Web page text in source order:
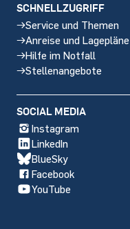
SCHNELLZUGRIFF
Service und Themen
Anreise und Lagepläne
Hilfe im Notfall
Stellenangebote
SOCIAL MEDIA
Instagram
LinkedIn
BlueSky
Facebook
YouTube